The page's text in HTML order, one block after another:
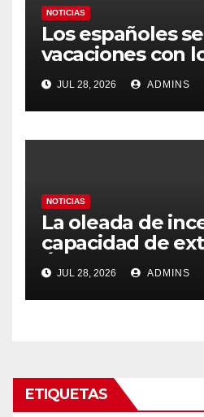
NOTICIAS
Los españoles
vacaciones con
carburantes
más caros que el
y los hoteles
JUL 28, 2026 ADMINS
NOTICIAS
La oleada de
capacidad de
Ávila y al oeste
obliga a declarar
emergencia
JUL 28, 2026 ADMINS
ETIQUETAS